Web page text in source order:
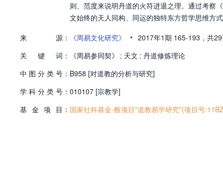
则、范度来说明丹道的火符进退之理。通过考察
文始终的天人同构、同运的独特东方哲学思维方
来
源： 《周易文化研究》 • 2017年1期 165-193， 共
关
键 词： 《周易参同契》 ; 天文 ; 丹道修炼理论
中 图 分 类 号： B958 [对道教的分析与研究]
学 科 分 类 号： 010107 [宗教学]
基 金 项 目： 国家社科基金-般项目"道教易学研究"(项目号